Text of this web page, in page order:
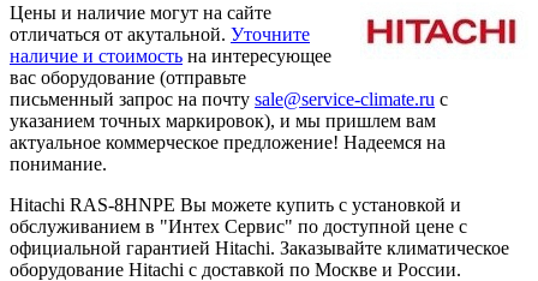
Цены и наличие могут на сайте
отличаться от акутальной. Уточните
наличие и стоимость на интересующее
вас оборудование (отправьте
письменный запрос на почту sale@service-climate.ru с
указанием точных маркировок), и мы пришлем вам
актуальное коммерческое предложение! Надеемся на
понимание.
Hitachi RAS-8HNPE Вы можете купить с установкой и
обслуживанием в "Интех Сервис" по доступной цене с
официальной гарантией Hitachi. Заказывайте климатическое
оборудование Hitachi с доставкой по Москве и России.